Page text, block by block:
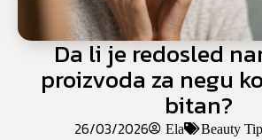
Da li je redosled
proizvoda za negu
bitan?
26/03/2026 Ela Beauty